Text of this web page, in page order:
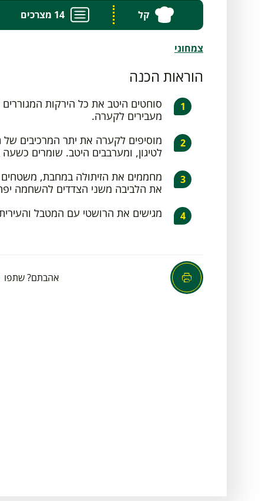
קל 14 מצרכים
צמחוני
הוראות הכנה
סוחטים היטב את כל הירקות המגוררים
מעבירים לקערה.
מוסיפים לקערה את יתר המרכיבים
לטיגון, ומערבבים היטב. שומרים
מחממים את הזיתולה במחבת, משטחים
את הלביבה משני הצדדים להשחמה
מגישים את הרושטי עם המטבל
אהבתם? שתפו